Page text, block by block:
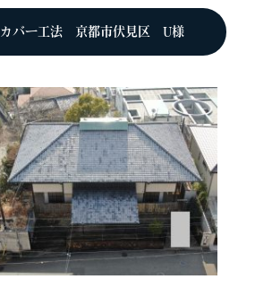
カバー工法 京都市伏見区 U様